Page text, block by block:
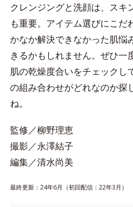
クレンジングと洗顔は、スキ
も重要。アイテム選びにこだ
かなか解決できなかった肌悩
きるかもしれません。ぜひ一
肌の乾燥度合いをチェックし
の組み合わせがどれなのか探
ね。
監修／柳野理恵
撮影／永澤結子
編集／清水尚美
最終更新：24年6月（初回配信：22年3月）